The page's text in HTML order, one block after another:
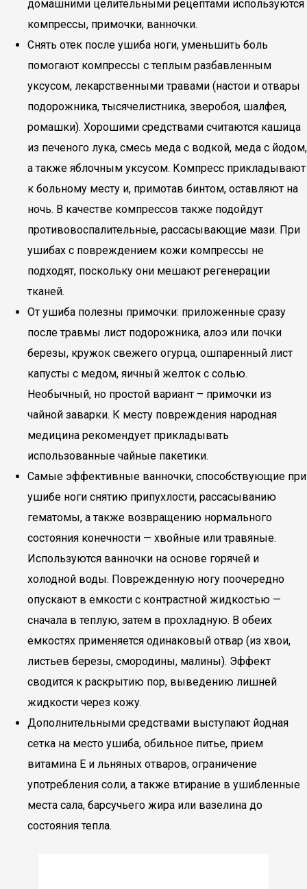
домашними целительными рецептами используются
компрессы, примочки, ванночки.
Снять отек после ушиба ноги, уменьшить боль
помогают компрессы с теплым разбавленным
уксусом, лекарственными травами (настои и отвары
подорожника, тысячелистника, зверобоя, шалфея,
ромашки). Хорошими средствами считаются кашица
из печеного лука, смесь меда с водкой, меда с йодом,
а также яблочным уксусом. Компресс прикладывают
к больному месту и, примотав бинтом, оставляют на
ночь. В качестве компрессов также подойдут
противовоспалительные, рассасывающие мази. При
ушибах с повреждением кожи компрессы не
подходят, поскольку они мешают регенерации
тканей.
От ушиба полезны примочки: приложенные сразу
после травмы лист подорожника, алоэ или почки
березы, кружок свежего огурца, ошпаренный лист
капусты с медом, яичный желток с солью.
Необычный, но простой вариант – примочки из
чайной заварки. К месту повреждения народная
медицина рекомендует прикладывать
использованные чайные пакетики.
Самые эффективные ванночки, способствующие при
ушибе ноги снятию припухлости, рассасыванию
гематомы, а также возвращению нормального
состояния конечности — хвойные или травяные.
Используются ванночки на основе горячей и
холодной воды. Поврежденную ногу поочередно
опускают в емкости с контрастной жидкостью —
сначала в теплую, затем в прохладную. В обеих
емкостях применяется одинаковый отвар (из хвои,
листьев березы, смородины, малины). Эффект
сводится к раскрытию пор, выведению лишней
жидкости через кожу.
Дополнительными средствами выступают йодная
сетка на место ушиба, обильное питье, прием
витамина Е и льняных отваров, ограничение
употребления соли, а также втирание в ушибленные
места сала, барсучьего жира или вазелина до
состояния тепла.